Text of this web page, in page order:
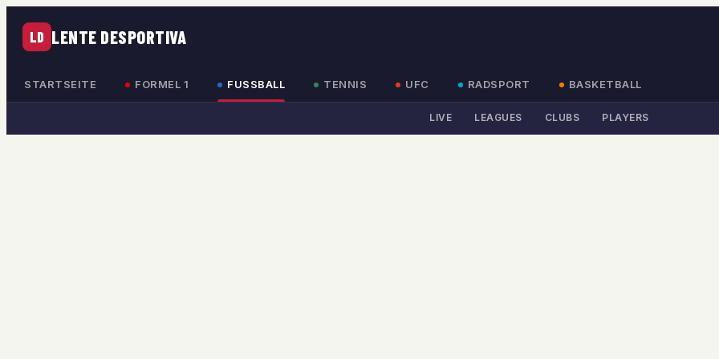
LD LENTE DESPORTIVA
STARTSEITE FORMEL 1 FUSSBALL TENNIS UFC RADSPORT BASKETBALL
LIVE LEAGUES CLUBS PLAYERS